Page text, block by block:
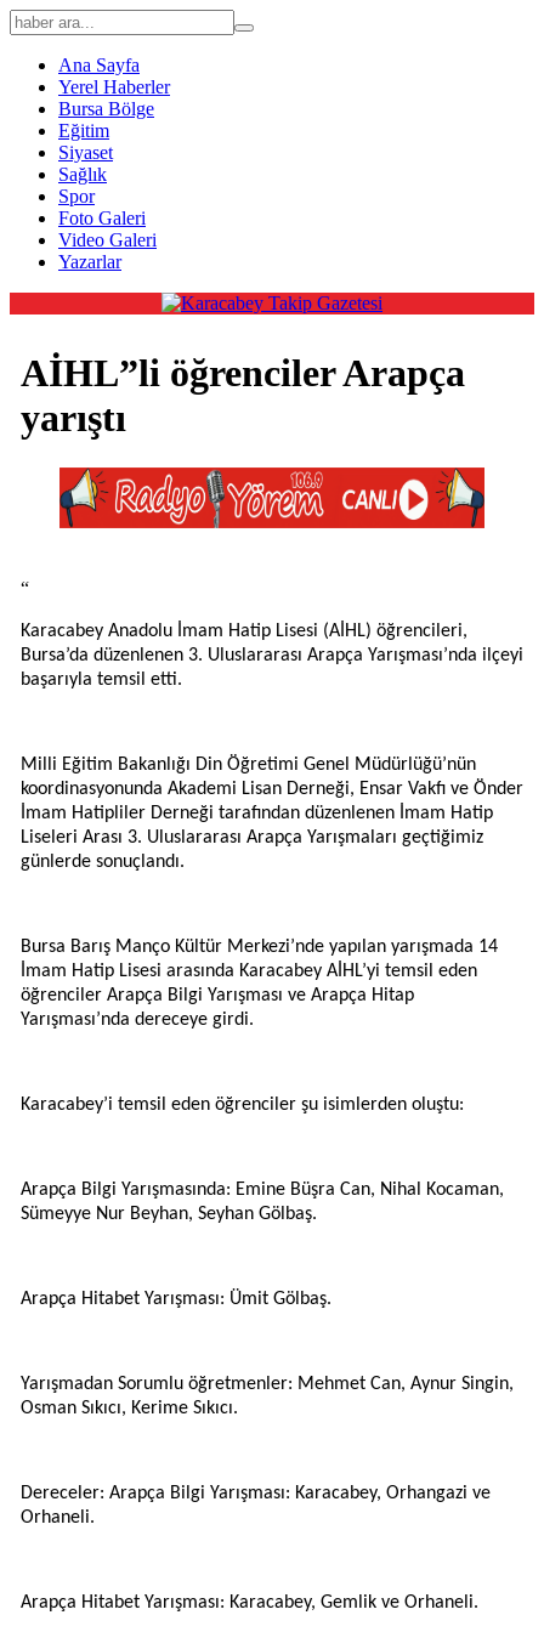
Ana Sayfa
Yerel Haberler
Bursa Bölge
Eğitim
Siyaset
Sağlık
Spor
Foto Galeri
Video Galeri
Yazarlar
AİHL”li öğrenciler Arapça
yarıştı
“
Karacabey Anadolu İmam Hatip Lisesi (AİHL) öğrencileri,
Bursa’da düzenlenen 3. Uluslararası Arapça Yarışması’nda ilçeyi
başarıyla temsil etti.
Milli Eğitim Bakanlığı Din Öğretimi Genel Müdürlüğü’nün
koordinasyonunda Akademi Lisan Derneği, Ensar Vakfı ve Önder
İmam Hatipliler Derneği tarafından düzenlenen İmam Hatip
Liseleri Arası 3. Uluslararası Arapça Yarışmaları geçtiğimiz
günlerde sonuçlandı.
Bursa Barış Manço Kültür Merkezi’nde yapılan yarışmada 14
İmam Hatip Lisesi arasında Karacabey AİHL’yi temsil eden
öğrenciler Arapça Bilgi Yarışması ve Arapça Hitap
Yarışması’nda dereceye girdi.
Karacabey’i temsil eden öğrenciler şu isimlerden oluştu:
Arapça Bilgi Yarışmasında: Emine Büşra Can, Nihal Kocaman,
Sümeyye Nur Beyhan, Seyhan Gölbaş.
Arapça Hitabet Yarışması: Ümit Gölbaş.
Yarışmadan Sorumlu öğretmenler: Mehmet Can, Aynur Singin,
Osman Sıkıcı, Kerime Sıkıcı.
Dereceler: Arapça Bilgi Yarışması: Karacabey, Orhangazi ve
Orhaneli.
Arapça Hitabet Yarışması: Karacabey, Gemlik ve Orhaneli.